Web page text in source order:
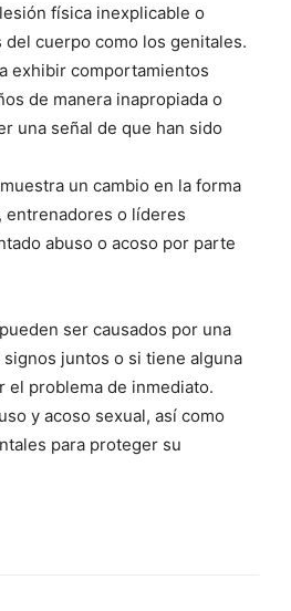
física inexplicable o
cuerpo como los genitales.
exhibir comportamientos
de manera inapropiada o
una señal de que han sido
un cambio en la forma
entrenadores o líderes
abuso o acoso por parte
ser causados por una
juntos o si tiene alguna
el problema de inmediato.
y acoso sexual, así como
para proteger su